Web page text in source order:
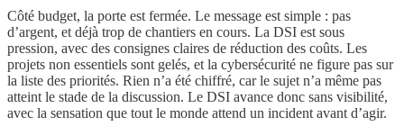
Côté budget, la porte est fermée. Le message est simple : pas
d’argent, et déjà trop de chantiers en cours. La DSI est sous
pression, avec des consignes claires de réduction des coûts. Les
projets non essentiels sont gelés, et la cybersécurité ne figure pas sur
la liste des priorités. Rien n’a été chiffré, car le sujet n’a même pas
atteint le stade de la discussion. Le DSI avance donc sans visibilité,
avec la sensation que tout le monde attend un incident avant d’agir.